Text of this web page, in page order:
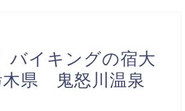
バイキングの宿大
木県 鬼怒川温泉